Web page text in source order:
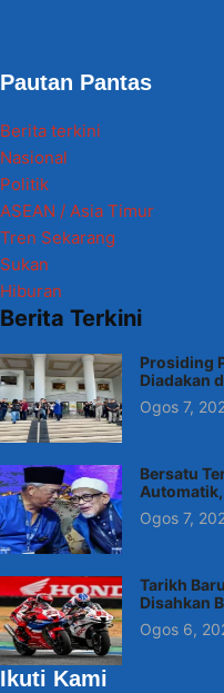
Pautan Pantas
Berita terkini
Nasional
Politik
ASEAN / Asia Timur
Tren Sekarang
Sukan
Hiburan
Berita Terkini
Prosiding
Diadakan
Ogos 7,
Bersatu
Ogos 7,
Tarikh
Disahkan
Ogos 6,
Ikuti Kami